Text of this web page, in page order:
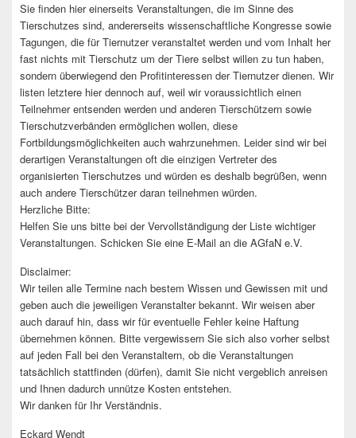
Sie finden hier einerseits Veranstaltungen, die im Sinne des
Tierschutzes sind, andererseits wissenschaftliche Kongresse sowie
Tagungen, die für Tiernutzer veranstaltet werden und vom Inhalt her
fast nichts mit Tierschutz um der Tiere selbst willen zu tun haben,
sondern überwiegend den Profitinteressen der Tiernutzer dienen. Wir
listen letztere hier dennoch auf, weil wir voraussichtlich einen
Teilnehmer entsenden werden und anderen Tierschützern sowie
Tierschutzverbänden ermöglichen wollen, diese
Fortbildungsmöglichkeiten auch wahrzunehmen. Leider sind wir bei
derartigen Veranstaltungen oft die einzigen Vertreter des
organisierten Tierschutzes und würden es deshalb begrüßen, wenn
auch andere Tierschützer daran teilnehmen würden.
Herzliche Bitte:
Helfen Sie uns bitte bei der Vervollständigung der Liste wichtiger
Veranstaltungen. Schicken Sie eine E-Mail an die AGfaN e.V.
Disclaimer:
Wir teilen alle Termine nach bestem Wissen und Gewissen mit und
geben auch die jeweiligen Veranstalter bekannt. Wir weisen aber
auch darauf hin, dass wir für eventuelle Fehler keine Haftung
übernehmen können. Bitte vergewissern Sie sich also vorher selbst
auf jeden Fall bei den Veranstaltern, ob die Veranstaltungen
tatsächlich stattfinden (dürfen), damit Sie nicht vergeblich anreisen
und Ihnen dadurch unnütze Kosten entstehen.
Wir danken für Ihr Verständnis.
Eckard Wendt